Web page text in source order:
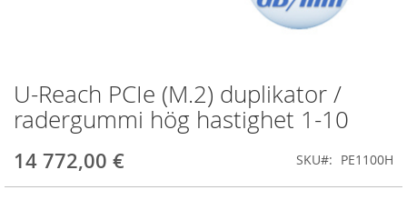
U-Reach PCIe (M.2) duplikator /
radergummi hög hastighet 1-10
14 772,00 € SKU PE1100H
Hoppa
till
början
bildgalleriet